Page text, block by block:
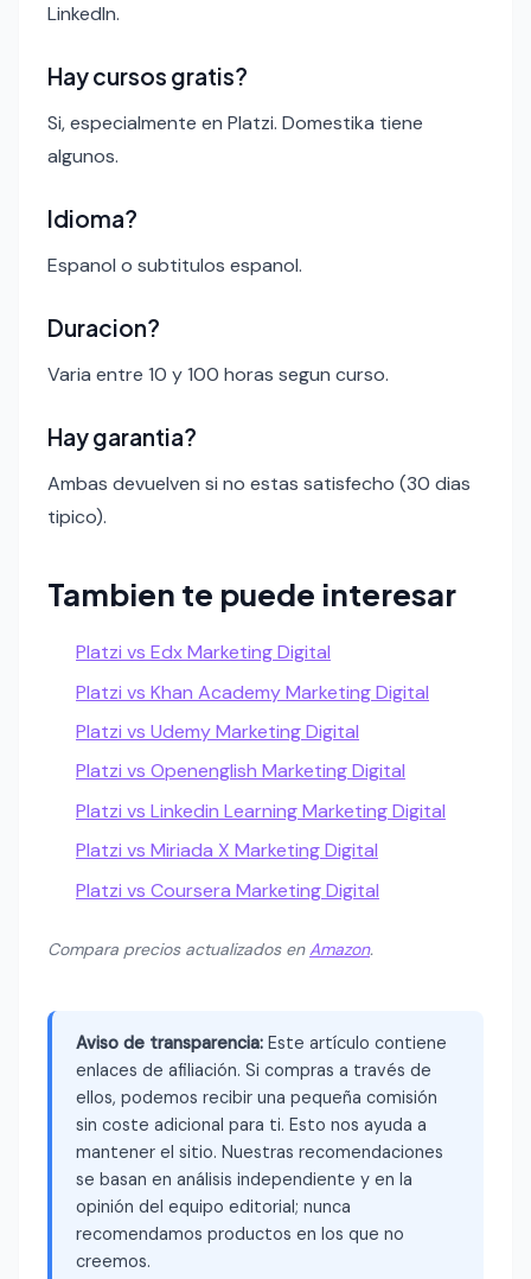
LinkedIn.
Hay cursos gratis?
Si, especialmente en Platzi. Domestika tiene
algunos.
Idioma?
Espanol o subtitulos espanol.
Duracion?
Varia entre 10 y 100 horas segun curso.
Hay garantia?
Ambas devuelven si no estas satisfecho (30 dias
tipico).
Tambien te puede interesar
Platzi vs Edx Marketing Digital
Platzi vs Khan Academy Marketing Digital
Platzi vs Udemy Marketing Digital
Platzi vs Openenglish Marketing Digital
Platzi vs Linkedin Learning Marketing Digital
Platzi vs Miriada X Marketing Digital
Platzi vs Coursera Marketing Digital
Compara precios actualizados en Amazon.
Aviso de transparencia: Este artículo contiene
enlaces de afiliación. Si compras a través de
ellos, podemos recibir una pequeña comisión
sin coste adicional para ti. Esto nos ayuda a
mantener el sitio. Nuestras recomendaciones
se basan en análisis independiente y en la
opinión del equipo editorial; nunca
recomendamos productos en los que no
creemos.